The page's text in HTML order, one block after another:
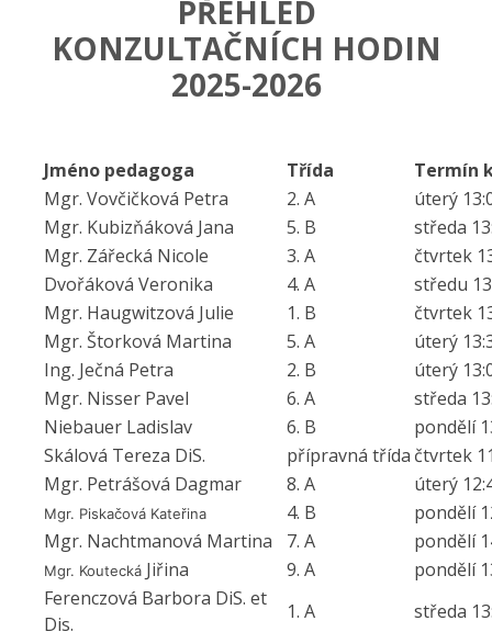
PŘEHLED
KONZULTAČNÍCH HODIN
2025-2026
Jméno pedagoga Třída
Termín
Mgr. Vovčičková Petra
2. A
úterý
Mgr. Kubizňáková Jana
5. B
středa
Mgr. Zářecká Nicole
3. A
čtvrtek
Dvořáková Veronika
4. A
středu
Mgr. Haugwitzová Julie
1. B
čtvrtek
Mgr. Štorková Martina
5. A
úterý
Ing. Ječná Petra
2. B
úterý
Mgr. Nisser Pavel
6. A
středa
Niebauer Ladislav
6. B
pondělí
Skálová Tereza DiS.
přípravná třída čtvrtek
Mgr. Petrášová Dagmar
8. A úterý
Mgr. Piskačová Kateřina 4. B
pondělí
Mgr. Nachtmanová Martina
7. A pondělí
Mgr. Koutecká Jiřina 9. A
pondělí
Ferenczová Barbora DiS. et
Dis.
1. A
středa